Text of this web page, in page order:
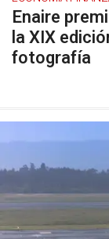
Enaire
la XIX
fotografía